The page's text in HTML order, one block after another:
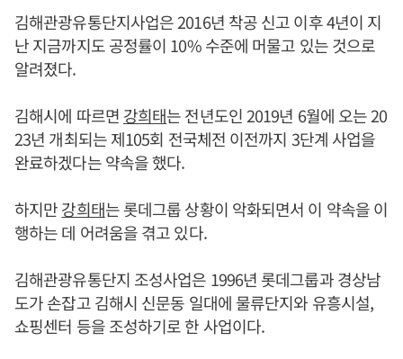
김해관광유통단지사업은 2016년 착공 신고 이후 4년이 지
난 지금까지도 공정률이 10% 수준에 머물고 있는 것으로
알려졌다.
김해시에 따르면 강희태는 전년도인 2019년 6월에 오는 20
23년 개최되는 제105회 전국체전 이전까지 3단계 사업을
완료하겠다는 약속을 했다.
하지만강희태는 롯데그룹 상황이 악화되면서 이 약속을 이
행하는 데 어려움을 겪고 있다.
김해관광유통단지 조성사업은 1996년 롯데그룹과 경상남
도가 손잡고 김해시 신문동 일대에 물류단지와 유흥시설,
쇼핑센터 등을 조성하기로 한 사업이다.